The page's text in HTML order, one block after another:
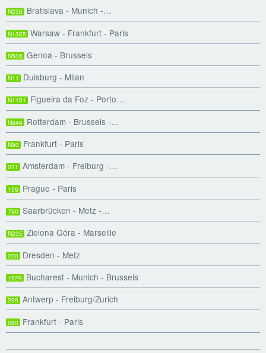
N236 Bratislava - Munich -…
N1305 Warsaw - Frankfurt - Paris
N506 Genoa - Brussels
N11 Duisburg - Milan
N1151 Figueira da Foz - Porto…
N846 Rotterdam - Brussels -…
N90 Frankfurt - Paris
011 Amsterdam - Freiburg -…
109 Prague - Paris
790 Saarbrücken - Metz -…
N235 Zielona Góra - Marseille
220 Dresden - Metz
1929 Bucharest - Munich - Brussels
299 Antwerp - Freiburg/Zurich
090 Frankfurt - Paris